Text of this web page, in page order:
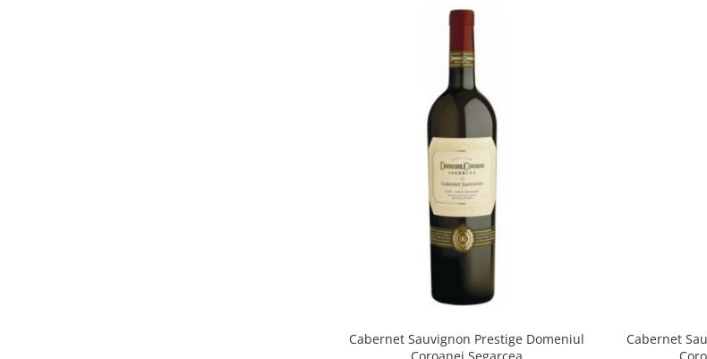
Cabernet Sauvignon Prestige Domeniul
Cabernet